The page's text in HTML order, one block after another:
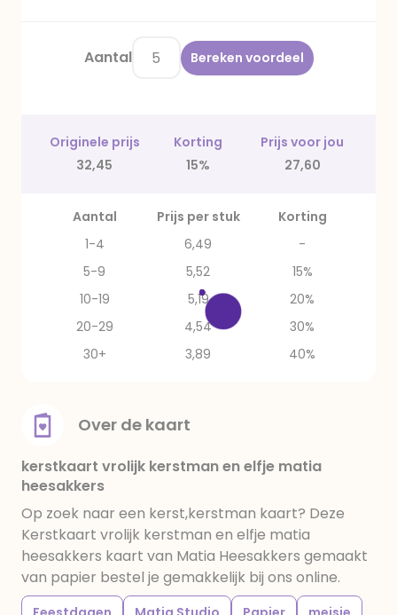
Aantal Bereken voordeel
Originele prijs Korting
Prijs voor jou
32,45
15% 27,60
Aantal Prijs per stuk
Korting
1-4
6,49
-
5-9
5,52
15%
10-19
5,19
20%
20-29
4,54
30%
30+
3,89 40%
Over de kaart
kerstkaart vrolijk kerstman en elfje matia
heesakkers
Op zoek naar een kerst,kerstman kaart? Deze
Kerstkaart vrolijk kerstman en elfje matia
heesakkers kaart van Matia Heesakkers gemaakt
van papier bestel je gemakkelijk bij ons online.